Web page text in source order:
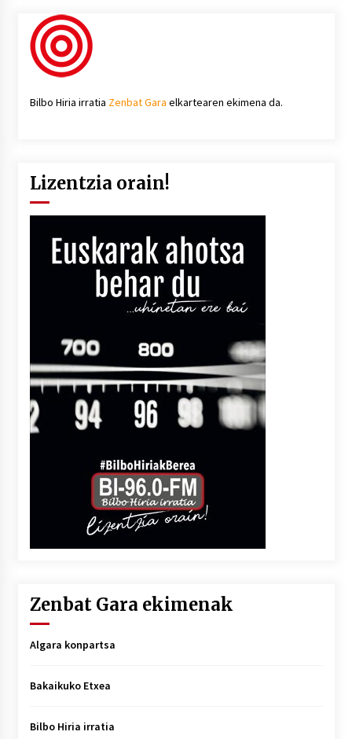
Bilbo Hiria irratia Zenbat Gara elkartearen ekimena da.
Lizentzia orain!
Zenbat Gara ekimenak
Algara konpartsa
Bakaikuko Etxea
Bilbo Hiria irratia